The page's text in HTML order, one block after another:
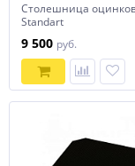
Столешница
Standart
9 500 руб.